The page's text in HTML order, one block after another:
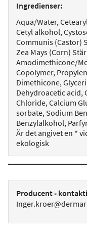
Ingredienser:
Aqua/Water,
Cetyl alkohol,
Communis (Castor)
Zea Mays (Corn)
Amodimethicone/
Copolymer,
Dimethicone,
Dehydroacetic
Chloride, Calcium
sorbate, Sodium
Benzylalkohol,
Är det angivet en *
ekologisk
Producent -